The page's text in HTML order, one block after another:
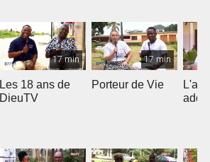
17 min
Les 18 ans de
DieuTV
17 min
Porteur de Vie
ados